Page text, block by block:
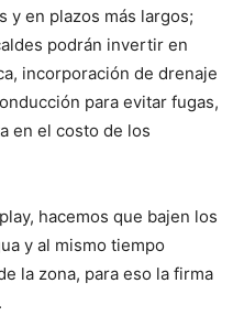
y en plazos más largos;
podrán invertir en
incorporación de drenaje
para evitar fugas,
en el costo de los
hacemos que bajen los
y al mismo tiempo
la zona, para eso la firma